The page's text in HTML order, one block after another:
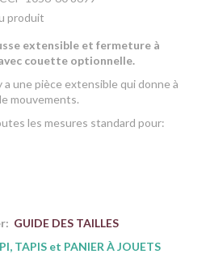
produit
extensible et fermeture à
couette optionnelle.
une pièce extensible qui donne à
mouvements.
les mesures standard pour:
GUIDE DES TAILLES
TAPIS et PANIER À JOUETS